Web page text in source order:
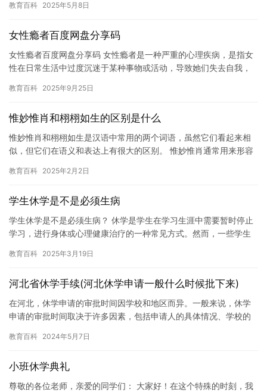
情况…
教育百科 2025年5月8日
女性瘾者百度网盘分享码
女性瘾者百度网盘分享码 女性瘾者是一种严重的心理疾病，是指女
性在日常生活中过度沉迷于某种事物或活动，导致她们失去自我，
以及…
教育百科 2025年9月25日
惟妙惟肖和栩栩如生的区别是什么
惟妙惟肖和栩栩如生是汉语中常用的两个词语，虽然它们看起来相
似，但它们在语义和表达上有很大的区别。 惟妙惟肖通常用来形容
的变…
教育百科 2025年2月2日
学生休学是不是必须生病
学生休学是不是必须生病？ 休学是学生在学习生涯中需要暂时停止
学习，进行身体或心理健康治疗的一种常见方式。然而，一些学生
点。…
教育百科 2025年3月19日
河北省休学手续(河北休学申请一般什么时候批下来)
在河北，休学申请的审批时间因学校和地区而异。一般来说，休学
申请的审批时间取决于许多因素，包括申请人的具体情况、学校的
请的…
教育百科 2024年5月7日
小班休学典礼
尊敬的各位老师，亲爱的同学们： 大家好！在这个特殊的时刻，我